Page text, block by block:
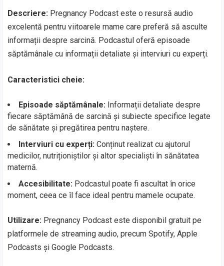
Descriere: Pregnancy Podcast este o resursă audio
excelentă pentru viitoarele mame care preferă să asculte
informații despre sarcină. Podcastul oferă episoade
săptămânale cu informații detaliate și interviuri cu experți.
Caracteristici cheie:
Episoade săptămânale: Informații detaliate despre
fiecare săptămână de sarcină și subiecte specifice legate
de sănătate și pregătirea pentru naștere.
Interviuri cu experți: Conținut realizat cu ajutorul
medicilor, nutriționiștilor și altor specialiști în sănătatea
maternă.
Accesibilitate: Podcastul poate fi ascultat în orice
moment, ceea ce îl face ideal pentru mamele ocupate.
Utilizare: Pregnancy Podcast este disponibil gratuit pe
platformele de streaming audio, precum Spotify, Apple
Podcasts și Google Podcasts.